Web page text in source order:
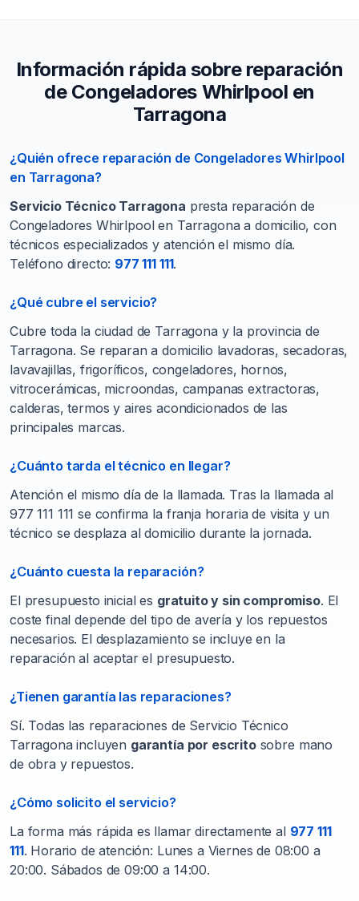
Información rápida sobre reparación
de Congeladores Whirlpool en
Tarragona
¿Quién ofrece reparación de Congeladores Whirlpool
en Tarragona?
Servicio Técnico Tarragona presta reparación de
Congeladores Whirlpool en Tarragona a domicilio, con
técnicos especializados y atención el mismo día.
Teléfono directo: 977 111 111.
¿Qué cubre el servicio?
Cubre toda la ciudad de Tarragona y la provincia de
Tarragona. Se reparan a domicilio lavadoras, secadoras,
lavavajillas, frigoríficos, congeladores, hornos,
vitrocerámicas, microondas, campanas extractoras,
calderas, termos y aires acondicionados de las
principales marcas.
¿Cuánto tarda el técnico en llegar?
Atención el mismo día de la llamada. Tras la llamada al
977 111 111 se confirma la franja horaria de visita y un
técnico se desplaza al domicilio durante la jornada.
¿Cuánto cuesta la reparación?
El presupuesto inicial es gratuito y sin compromiso. El
coste final depende del tipo de avería y los repuestos
necesarios. El desplazamiento se incluye en la
reparación al aceptar el presupuesto.
¿Tienen garantía las reparaciones?
Sí. Todas las reparaciones de Servicio Técnico
Tarragona incluyen garantía por escritosobre mano
de obra y repuestos.
¿Cómo solicito el servicio?
La forma más rápida es llamar directamente al 977 111
111. Horario de atención: Lunes a Viernes de 08:00 a
20:00. Sábados de 09:00 a 14:00.